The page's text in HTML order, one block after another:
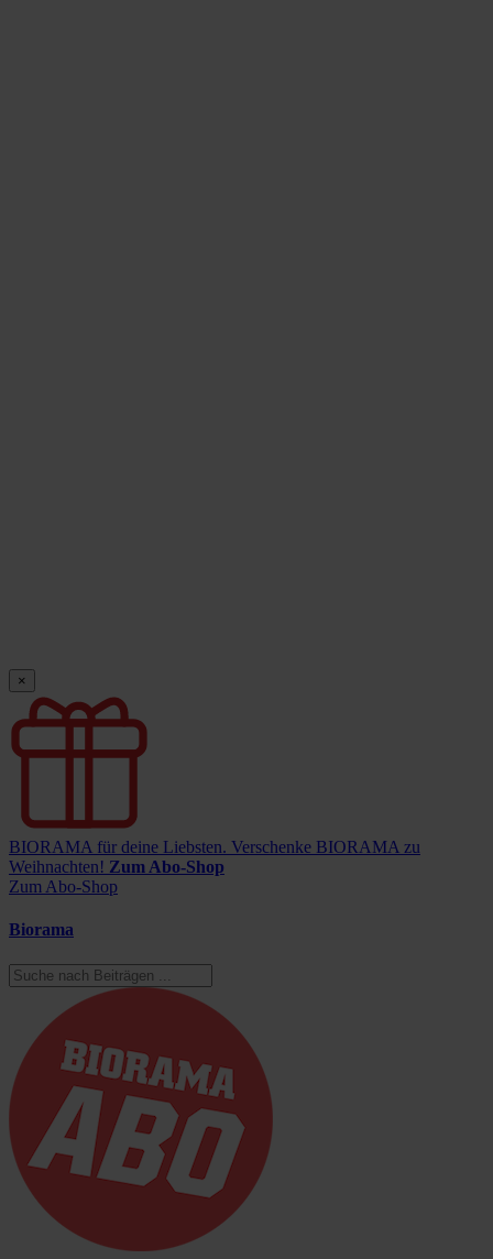
×
BIORAMA für deine Liebsten. Verschenke BIORAMA zu
Weihnachten! Zum Abo-Shop
Zum Abo-Shop
Biorama